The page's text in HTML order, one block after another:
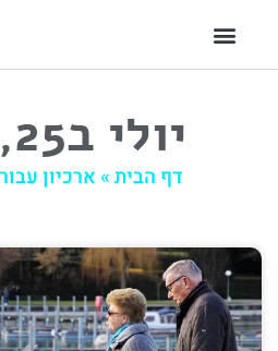
יולי ב25, 2021
דף הבית»ארכיון עבור